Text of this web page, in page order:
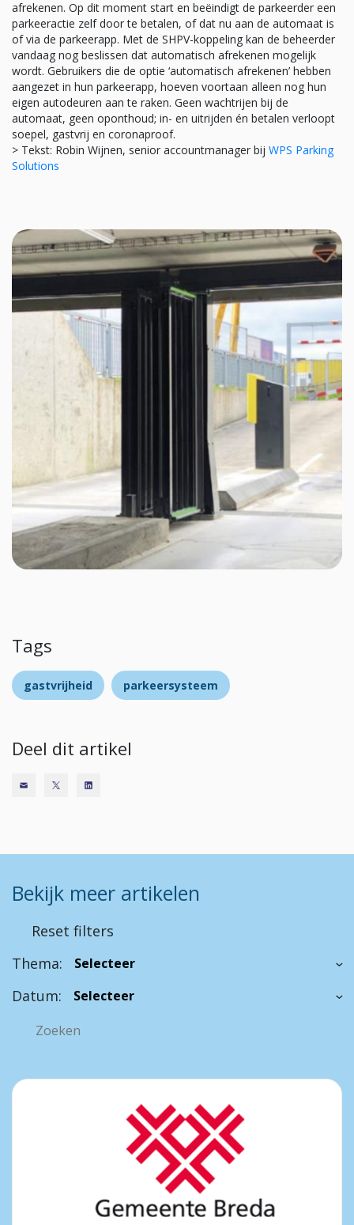
afrekenen. Op dit moment start en beëindigt de parkeerder een
parkeeractie zelf door te betalen, of dat nu aan de automaat is
of via de parkeerapp. Met de SHPV-koppeling kan de beheerder
vandaag nog beslissen dat automatisch afrekenen mogelijk
wordt. Gebruikers die de optie ‘automatisch afrekenen’ hebben
aangezet in hun parkeerapp, hoeven voortaan alleen nog hun
eigen autodeuren aan te raken. Geen wachtrijen bij de
automaat, geen oponthoud; in- en uitrijden én betalen verloopt
soepel, gastvrij en coronaproof.
> Tekst: Robin Wijnen, senior accountmanager bij WPS Parking
Solutions
Tags
gastvrijheid parkeersysteem
Deel dit artikel
Bekijk meer artikelen
Reset filters
Thema:
Datum: